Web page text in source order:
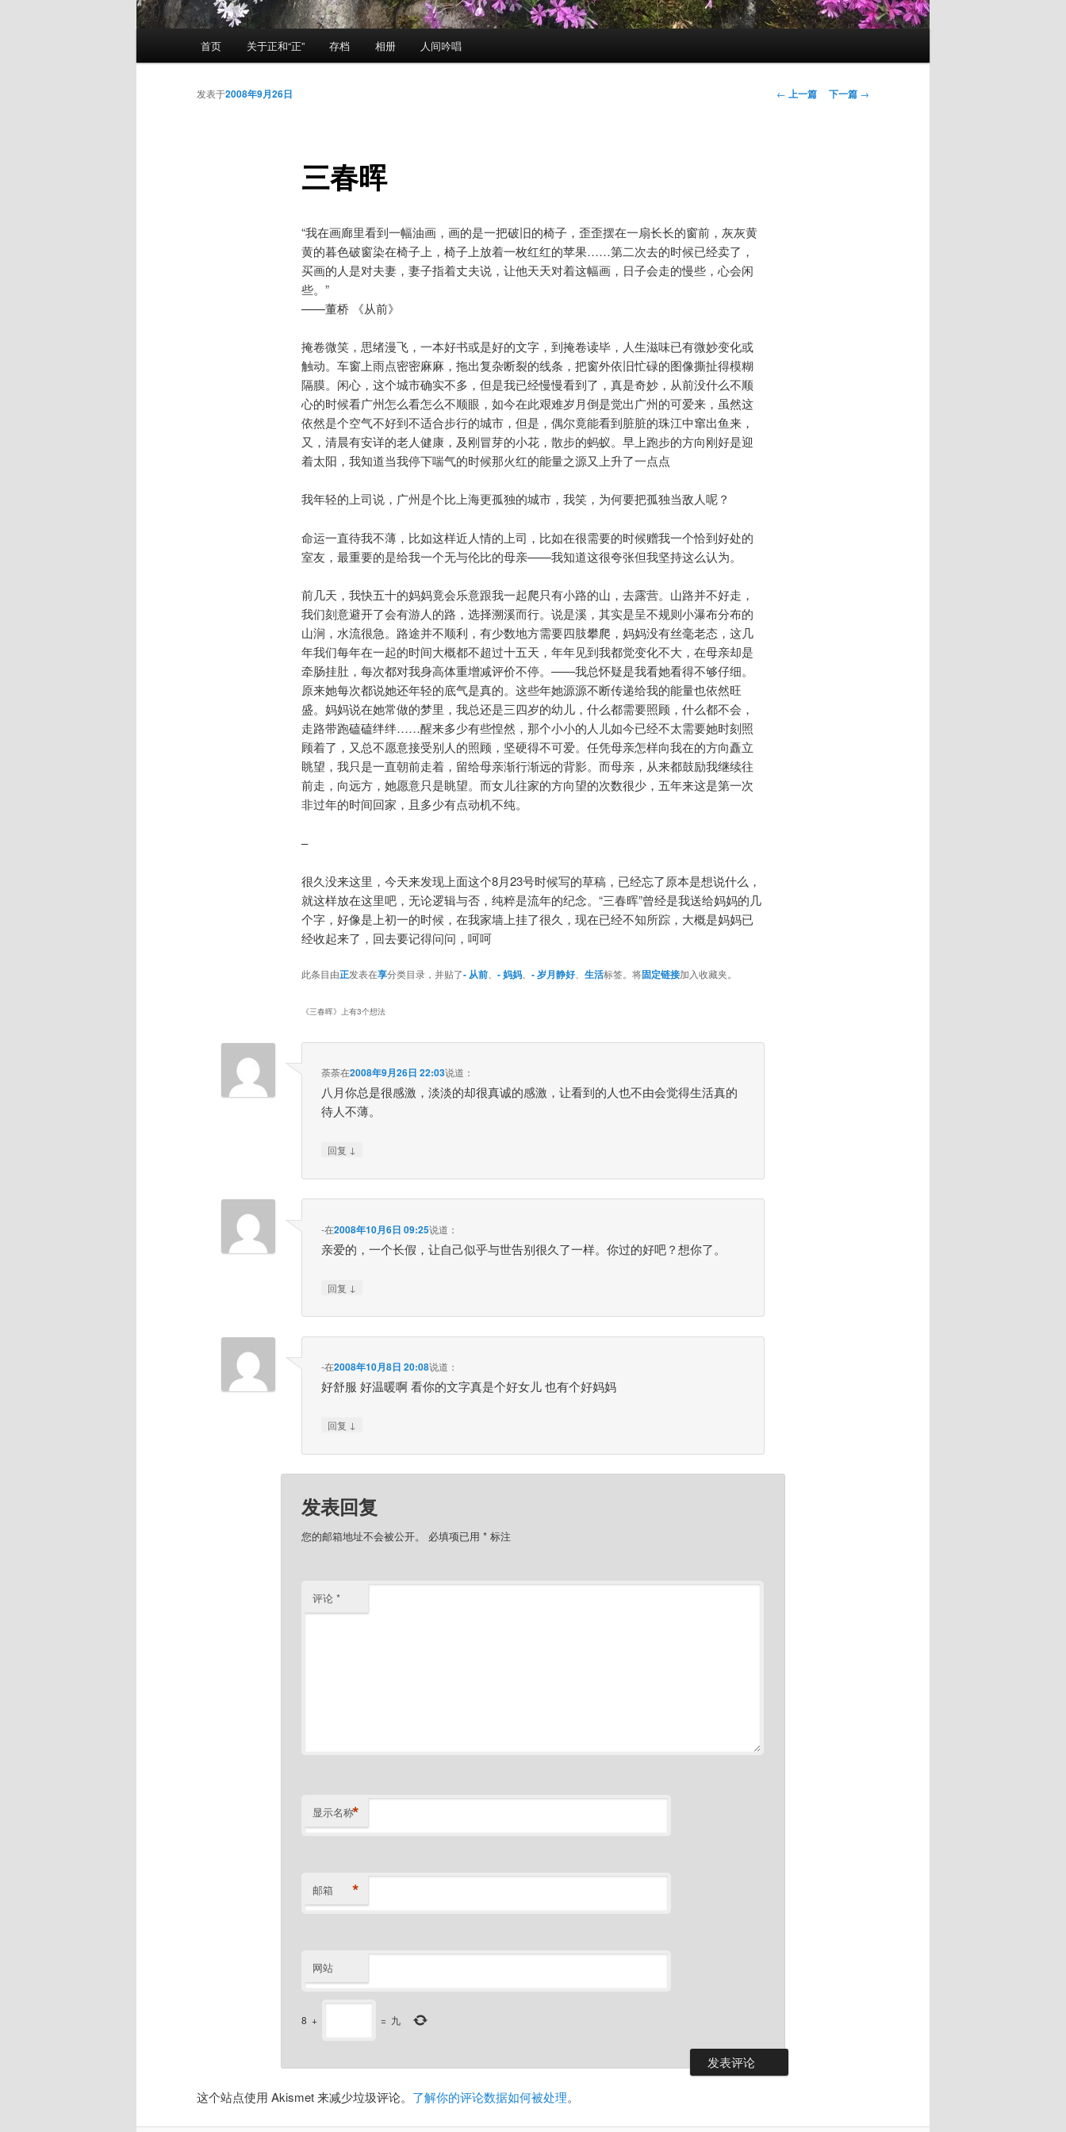
首页 关于正和“正” 存档 相册 人间吟唱
文
← 上一篇 下一篇 →
三春晖
发表于2008年9月26日
“我在画廊里看到一幅油画，画的是一把破旧的椅子，歪歪摆在一扇长长的窗前，灰灰黄
黄的暮色破窗染在椅子上，椅子上放着一枚红红的苹果……第二次去的时候已经卖了，
买画的人是对夫妻，妻子指着丈夫说，让他天天对着这幅画，日子会走的慢些，心会闲
些。”
——董桥 《从前》
掩卷微笑，思绪漫飞，一本好书或是好的文字，到掩卷读毕，人生滋味已有微妙变化或
触动。车窗上雨点密密麻麻，拖出复杂断裂的线条，把窗外依旧忙碌的图像撕扯得模糊
隔膜。闲心，这个城市确实不多，但是我已经慢慢看到了，真是奇妙，从前没什么不顺
心的时候看广州怎么看怎么不顺眼，如今在此艰难岁月倒是觉出广州的可爱来，虽然这
依然是个空气不好到不适合步行的城市，但是，偶尔竟能看到脏脏的珠江中窜出鱼来，
又，清晨有安详的老人健康，及刚冒芽的小花，散步的蚂蚁。早上跑步的方向刚好是迎
着太阳，我知道当我停下喘气的时候那火红的能量之源又上升了一点点
我年轻的上司说，广州是个比上海更孤独的城市，我笑，为何要把孤独当敌人呢？
命运一直待我不薄，比如这样近人情的上司，比如在很需要的时候赠我一个恰到好处的
室友，最重要的是给我一个无与伦比的母亲——我知道这很夸张但我坚持这么认为。
前几天，我快五十的妈妈竟会乐意跟我一起爬只有小路的山，去露营。山路并不好走，
我们刻意避开了会有游人的路，选择溯溪而行。说是溪，其实是呈不规则小瀑布分布的
山涧，水流很急。路途并不顺利，有少数地方需要四肢攀爬，妈妈没有丝毫老态，这几
年我们每年在一起的时间大概都不超过十五天，年年见到我都觉变化不大，在母亲却是
牵肠挂肚，每次都对我身高体重增减评价不停。——我总怀疑是我看她看得不够仔细。
原来她每次都说她还年轻的底气是真的。这些年她源源不断传递给我的能量也依然旺
盛。妈妈说在她常做的梦里，我总还是三四岁的幼儿，什么都需要照顾，什么都不会，
走路带跑磕磕绊绊……醒来多少有些惶然，那个小小的人儿如今已经不太需要她时刻照
顾着了，又总不愿意接受别人的照顾，坚硬得不可爱。任凭母亲怎样向我在的方向矗立
眺望，我只是一直朝前走着，留给母亲渐行渐远的背影。而母亲，从来都鼓励我继续往
前走，向远方，她愿意只是眺望。而女儿往家的方向望的次数很少，五年来这是第一次
非过年的时间回家，且多少有点动机不纯。
–
很久没来这里，今天来发现上面这个8月23号时候写的草稿，已经忘了原本是想说什么，
就这样放在这里吧，无论逻辑与否，纯粹是流年的纪念。“三春晖”曾经是我送给妈妈的几
个字，好像是上初一的时候，在我家墙上挂了很久，现在已经不知所踪，大概是妈妈已
经收起来了，回去要记得问问，呵呵
此条目由正发表在享分类目录，并贴了- 从前、 - 妈妈、 - 岁月静好、 生活标签。将固定链接加入收藏夹。
《三春晖》上有3个想法
荼荼在2008年9月26日 22:03说道：
八月你总是很感激，淡淡的却很真诚的感激，让看到的人也不由会觉得生活真的
待人不薄。
回复 ↓
-在2008年10月6日 09:25说道：
亲爱的，一个长假，让自己似乎与世告别很久了一样。你过的好吧？想你了。
回复 ↓
-在2008年10月8日 20:08说道：
好舒服 好温暖啊 看你的文字真是个好女儿 也有个好妈妈
回复 ↓
发表回复
您的邮箱地址不会被公开。 必填项已用 *标注
评论 *
显示名称*
邮箱 *
网站
8 + = 九
这个站点使用 Akismet 来减少垃圾评论。 了解你的评论数据如何被处理。